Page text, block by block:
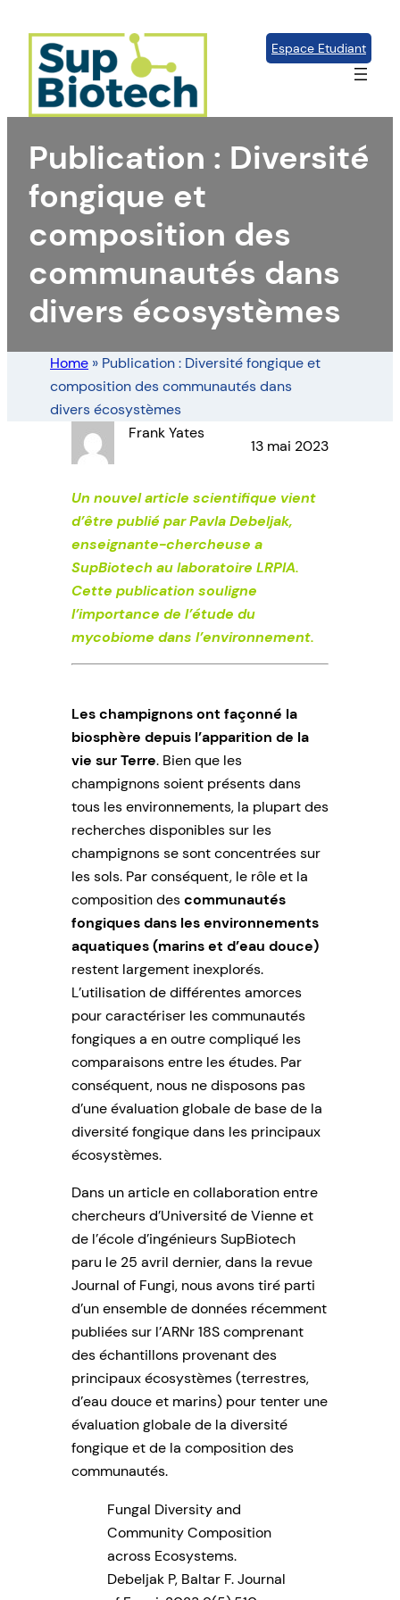
contenu
Espace Etudiant
Publication : Diversité
fongique et
composition des
communautés dans
divers écosystèmes
Home » Publication : Diversité fongique et
composition des communautés dans
divers écosystèmes
Frank Yates
13 mai 2023
Un nouvel article scientifique vient
d’être publié par Pavla Debeljak,
enseignante-chercheuse a
SupBiotech au laboratoire LRPIA.
Cette publication souligne
l’importance de l’étude du
mycobiome dans l’environnement.
Les champignons ont façonné la
biosphère depuis l’apparition de la
vie sur Terre. Bien que les
champignons soient présents dans
tous les environnements, la plupart des
recherches disponibles sur les
champignons se sont concentrées sur
les sols. Par conséquent, le rôle et la
composition descommunautés
fongiques dans les environnements
aquatiques (marins et d’eau douce)
restent largement inexplorés.
L’utilisation de différentes amorces
pour caractériser les communautés
fongiques a en outre compliqué les
comparaisons entre les études. Par
conséquent, nous ne disposons pas
d’une évaluation globale de base de la
diversité fongique dans les principaux
écosystèmes.
Dans un article en collaboration entre
chercheurs d’Université de Vienne et
de l’école d’ingénieursSupBiotech
paru le 25 avril dernier, dans la revue
Journal of Fungi, nous avons tiré parti
d’un ensemble de données récemment
publiées sur l’ARNr 18S comprenant
des échantillons provenant des
principaux écosystèmes (terrestres,
d’eau douce et marins) pour tenter une
évaluation globale de la diversité
fongique et de la composition des
communautés.
Fungal Diversity and
Community Composition
across Ecosystems.
Debeljak P, Baltar F.Journal